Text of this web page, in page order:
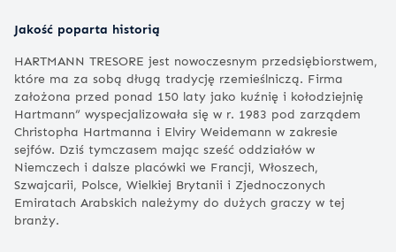
Jakość poparta historią
HARTMANN TRESORE jest nowoczesnym przedsiębiorstwem,
które ma za sobą długą tradycję rzemieślniczą. Firma
założona przed ponad 150 laty jako kuźnię i kołodziejnię
Hartmann” wyspecjalizowała się w r. 1983 pod zarządem
Christopha Hartmanna i Elviry Weidemann w zakresie
sejfów. Dziś tymczasem mając sześć oddziałów w
Niemczech i dalsze placówki we Francji, Włoszech,
Szwajcarii, Polsce, Wielkiej Brytanii i Zjednoczonych
Emiratach Arabskich należymy do dużych graczy w tej
branży.